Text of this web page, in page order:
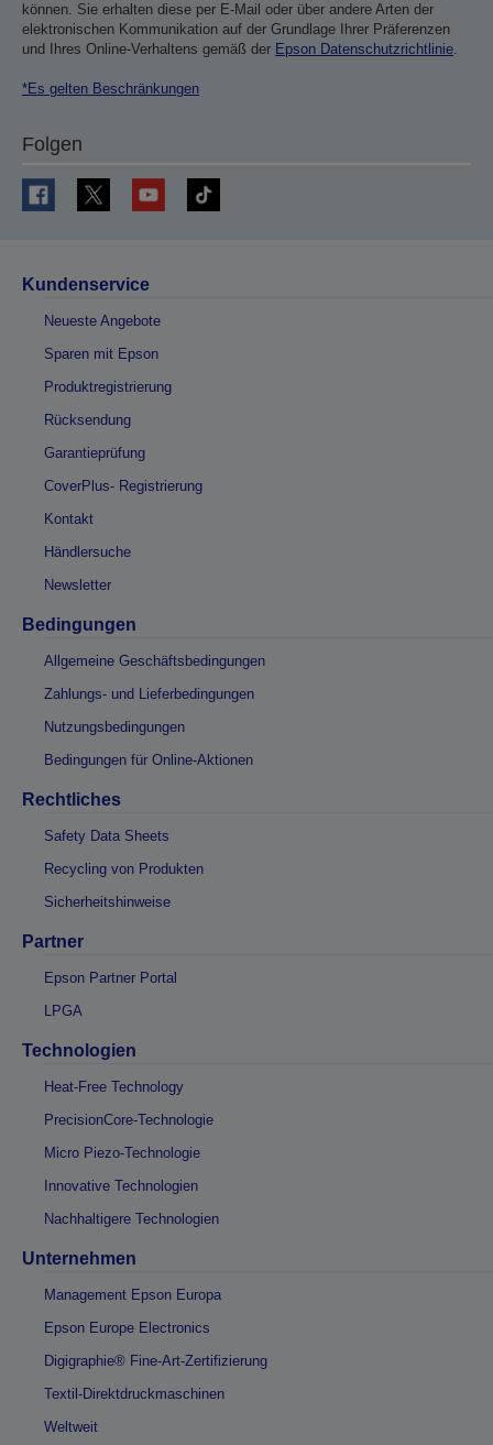
können. Sie erhalten diese per E-Mail oder über andere Arten der
elektronischen Kommunikation auf der Grundlage Ihrer Präferenzen
und Ihres Online-Verhaltens gemäß der Epson Datenschutzrichtlinie.
*Es gelten Beschränkungen
Folgen
Kundenservice
Neueste Angebote
Sparen mit Epson
Produktregistrierung
Rücksendung
Garantieprüfung
CoverPlus- Registrierung
Kontakt
Händlersuche
Newsletter
Bedingungen
Allgemeine Geschäftsbedingungen
Zahlungs- und Lieferbedingungen
Nutzungsbedingungen
Bedingungen für Online-Aktionen
Rechtliches
Safety Data Sheets
Recycling von Produkten
Sicherheitshinweise
Partner
Epson Partner Portal
LPGA
Technologien
Heat-Free Technology
PrecisionCore-Technologie
Micro Piezo-Technologie
Innovative Technologien
Nachhaltigere Technologien
Unternehmen
Management Epson Europa
Epson Europe Electronics
Digigraphie® Fine-Art-Zertifizierung
Textil-Direktdruckmaschinen
Weltweit